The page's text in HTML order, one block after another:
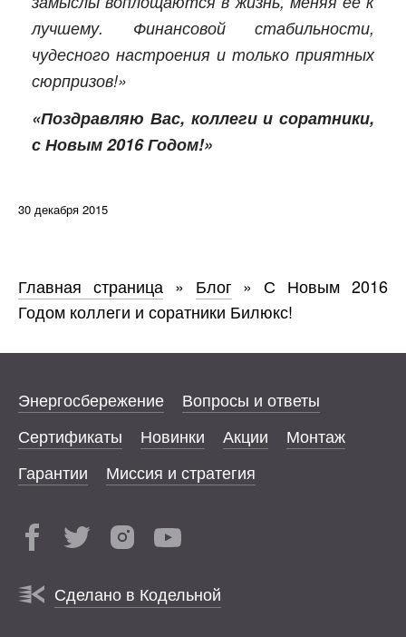
лучшему. Финансовой стабильности,
чудесного настроения и только приятных
сюрпризов!»
«Поздравляю Вас, коллеги и соратники,
с Новым 2016 Годом!»
30 декабря 2015
Главная страница» Блог » С Новым 2016
Годом коллеги и соратники Билюкс!
Энергосбережение
Вопросы и ответы
Сертификаты
Новинки Акции
Монтаж
Гарантии
Миссия и стратегия
Сделано в Кодельной